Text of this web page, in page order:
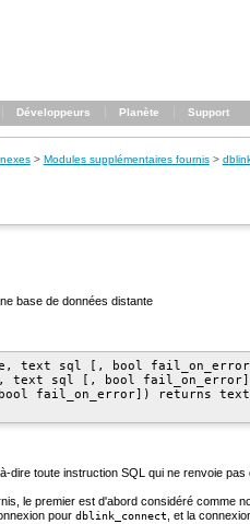
Développeurs Planète Support
> Modules supplémentaires fournis>
base de données distante
text sql [, bool
text sql [, bool
fail_on_error]) returns text
dire toute instruction SQL qui ne renvoie
le premier est d'abord considéré comme
pour dblink_connect , et la